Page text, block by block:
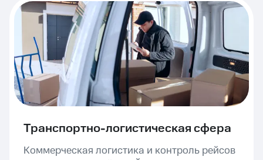
Транспортно-логистическая сфера
Коммерческая логистика и контроль рейсов